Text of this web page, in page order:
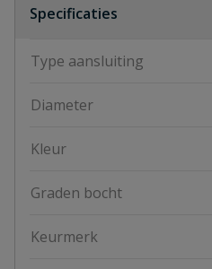
Specificaties
Type aansluiting
Diameter
Kleur
Graden bocht
Keurmerk